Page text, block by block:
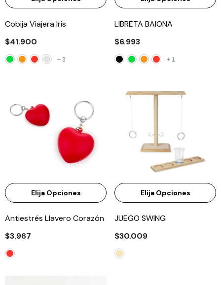
Cobija Viajera Iris
$41.900
+ 3
LIBRETA BAIONA
$6.993
+ 1
Elija Opciones
Antiestrés Llavero Corazón
$3.967
Elija Opciones
JUEGO SWING
$30.009